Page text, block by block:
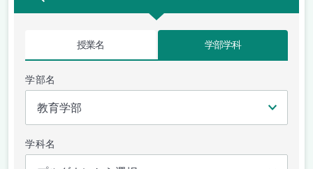
授業名 学部学科
学部名
学科名